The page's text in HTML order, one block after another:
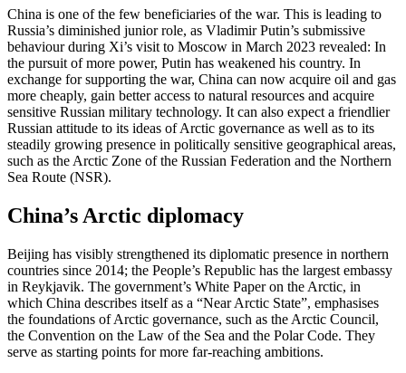
China is one of the few beneficiaries of the war. This is leading to
Russia’s dimin­ished junior role, as Vladimir Putin’s sub­missive
behaviour during Xi’s visit to Mos­cow in March 2023 revealed: In
the pursuit of more power, Putin has weakened his country. In
exchange for supporting the war, China can now acquire oil and gas
more cheaply, gain better access to natural resources and acquire
sensitive Russian military technology. It can also expect a friendlier
Russian attitude to its ideas of Arctic governance as well as to its
steadily growing presence in politically sensitive geographical areas,
such as the Arctic Zone of the Russian Federation and the Northern
Sea Route (NSR).
China’s Arctic diplomacy
Beijing has visibly strengthened its diplo­matic presence in northern
countries since 2014; the People’s Republic has the largest embassy
in Reykjavik. The government’s White Paper on the Arctic, in
which China describes itself as a “Near Arctic State”, emphasises
the foundations of Arctic gov­er­nance, such as the Arctic Council,
the Con­vention on the Law of the Sea and the Polar Code. They
serve as starting points for more far-reaching ambitions.